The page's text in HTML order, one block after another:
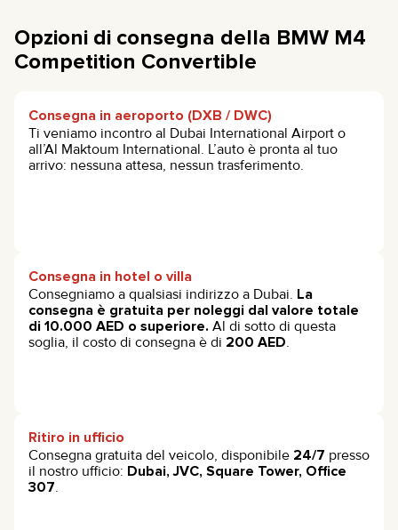
Opzioni di consegna della BMW M4
Competition Convertible
Consegna in aeroporto (DXB / DWC)
Ti veniamo incontro al Dubai International Airport o
all’Al Maktoum International. L’auto è pronta al tuo
arrivo: nessuna attesa, nessun trasferimento.
Consegna in hotel o villa
Consegniamo a qualsiasi indirizzo a Dubai. La
consegna è gratuita per noleggi dal valore totale
di 10.000 AED o superiore. Al di sotto di questa
soglia, il costo di consegna è di 200 AED.
Ritiro in ufficio
Consegna gratuita del veicolo, disponibile 24/7 presso
il nostro ufficio: Dubai, JVC, Square Tower, Office
307.